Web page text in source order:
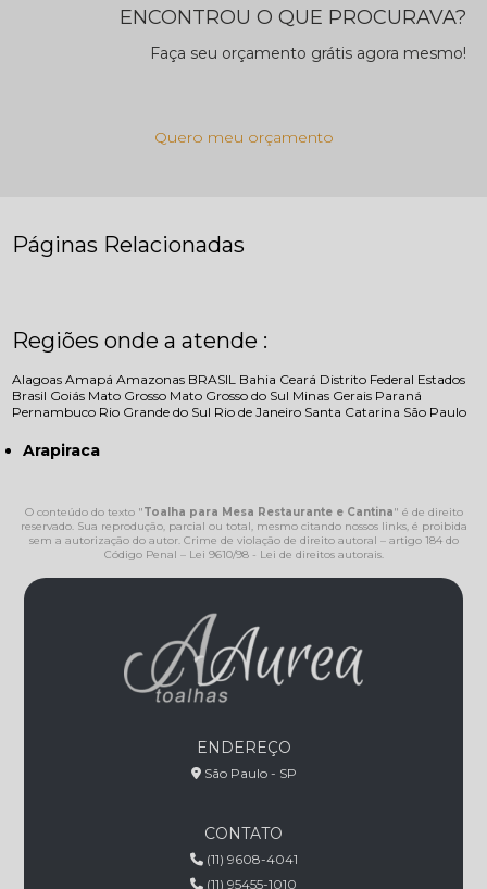
ENCONTROU O QUE PROCURAVA?
Faça seu orçamento grátis agora mesmo!
Quero meu orçamento
Páginas Relacionadas
Regiões onde a atende :
Alagoas Amapá Amazonas BRASIL Bahia Ceará Distrito Federal Estados
Brasil Goiás Mato Grosso Mato Grosso do Sul Minas Gerais Paraná
Pernambuco Rio Grande do Sul Rio de Janeiro Santa Catarina São Paulo
Arapiraca
O conteúdo do texto "Toalha para Mesa Restaurante e Cantina" é de direito
reservado. Sua reprodução, parcial ou total, mesmo citando nossos links, é proibida
sem a autorização do autor. Crime de violação de direito autoral – artigo 184 do
Código Penal – Lei 9610/98 - Lei de direitos autorais.
ENDEREÇO
São Paulo - SP
CONTATO
(11) 9608-4041
(11) 95455-1010